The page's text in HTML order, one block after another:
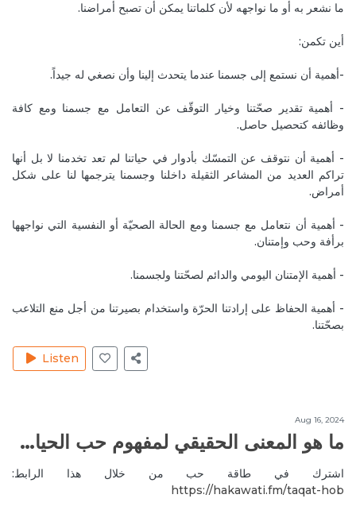
Can you recommend a book thet we can read talking
Reply
"Heal your body" for Louise Hay "Disease & Disorder"
for Vianna Stibal - Founder of Theta Healing
May 15, 2020
And the books Joelle has mentioned already. 🙏
Reply
Feb 28, 2020
Thank you 🙏 Part 2 available 😊 ?? We need to know
Reply
Apr 12, 2020
I loved this episode... part of it about me 🙈 thank you
ما نشعر به أو ما نواجهه لأن كلماتنا يمكن أن تصبح أمراضنا.
أين تكمن:
-أهمية أن نستمع إلى جسمنا عندما يتحدث إلينا وأن نصغي له جيداً.
- أهمية تقدير صحّتنا وخيار التوقّف عن التعامل مع جسمنا ومع كافة
وظائفه كتحصيل حاصل.
- أهمية أن نتوقف عن التمسّك بأدوار في حياتنا لم تعد تخدمنا لا بل أنها
تراكم العديد من المشاعر الثقيلة داخلنا وجسمنا يترجمها لنا على شكل
أمراض.
- أهمية أن نتعامل مع جسمنا ومع الحالة الصحيّة أو النفسية التي نواجهها
برأفة وحب وإمتنان.
- أهمية الإمتنان اليومي والدائم لصحّتنا ولجسمنا.
- أهمية الحفاظ على إرادتنا الحرّة واستخدام بصيرتنا من أجل منع التلاعب
بصحّتنا.
Listen
Aug 16, 2024
ما هو المعنى الحقيقي لمفهوم حب الحياة؟
اشترك في طاقة حب من خلال هذا الرابط:
https://hakawati.fm/taqat-hob‬